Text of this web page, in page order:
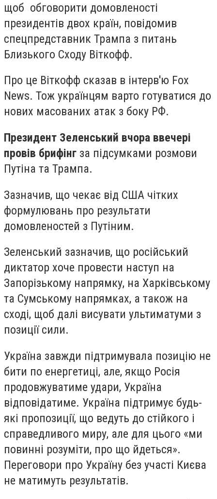
щоб обговорити домовленості
президентів двох країн, повідомив
спецпредставник Трампа з питань
Близького Сходу Віткофф.
Про це Віткофф сказав в інтерв'ю Fox
News. Тож українцям варто готуватися до
нових масованих атак з боку РФ.
Президент Зеленський вчора ввечері
провів брифінг за підсумками розмови
Путіна та Трампа.
Зазначив, що чекає від США чітких
формулювань про результати
домовленостей з Путіним.
Зеленський зазначив, що російський
диктатор хоче провести наступ на
Запорізькому напрямку, на Харківському
та Сумському напрямках, а також на
сході, щоб далі висувати ультиматуми з
позиції сили.
Україна завжди підтримувала позицію не
бити по енергетиці, але, якщо Росія
продовжуватиме удари, Україна
відповідатиме. Україна підтримує будь-
які пропозиції, що ведуть до стійкого і
справедливого миру, але для цього «ми
повинні розуміти, про що йдеться».
Переговори про Україну без участі Києва
не матимуть результатів.